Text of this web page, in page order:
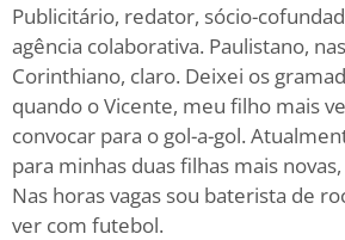
Publicitário, redator, sócio-
agência colaborativa. Paulistano,
Corinthiano, claro. Deixei os
quando o Vicente, meu filho mais
convocar para o gol-a-gol.
para minhas duas filhas mais
Nas horas vagas sou baterista de
ver com futebol.